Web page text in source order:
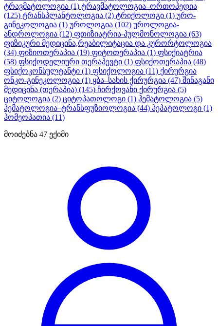
ტრავმატოლოგია (1) ტრავმატოლოგია–ორთოპედია
(125) ტრანსპლანტოლოგია (2) ტრიქოლოგი (1) ურო-
გინეკოლოგია (1) უროლოგია (102) უროლოგია-
ანდროლოგია (12) ფთიზიატრია-პულმონოლოგია (63)
ფიზიკური მედიცინა,რეაბილიტაცია და კურორტოლოგია
(34) ფიზიოთერაპია (19) ფიტოთერაპია (1) ფსიქიატრია
(58) ფსიქოდელიური თერაპევტი (1) ფსიქოთერაპია (48)
ფსიქოკონსულტანტი (1) ფსიქოლოგია (11) ქირურგია
ონკო-გინეკოლოგია (1) ყბა–სახის ქირურგია (47) შინაგანი
მედიცინა (თერაპია) (145) ჩირქოვანი ქირურგია (5)
ციტოლოგია (2) ციტოპათოლოგი (1) ჰემატოლოგია (5)
ჰემატოლოგია–ტრანსფუზიოლოგია (44) ჰეპატოლოგი (1)
ჰომეოპათია (11)
მოიძებნა 47 ექიმი